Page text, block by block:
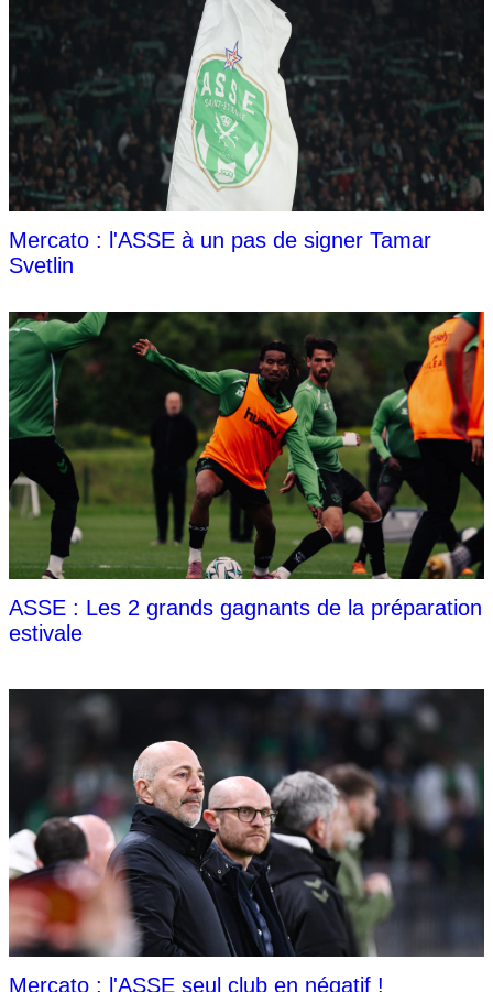
Mercato : l'ASSE à un pas de signer Tamar
Svetlin
ASSE : Les 2 grands gagnants de la préparation
estivale
Mercato : l'ASSE seul club en négatif !